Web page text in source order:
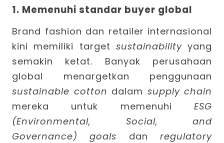
1. Memenuhi standar buyer global
Brand fashion dan retailer internasional
kini memiliki target sustainability yang
semakin ketat. Banyak perusahaan
global menargetkan penggunaan
sustainable cotton dalam supply chain
mereka untuk memenuhi ESG
(Environmental, Social, and
Governance) goals danregulatory